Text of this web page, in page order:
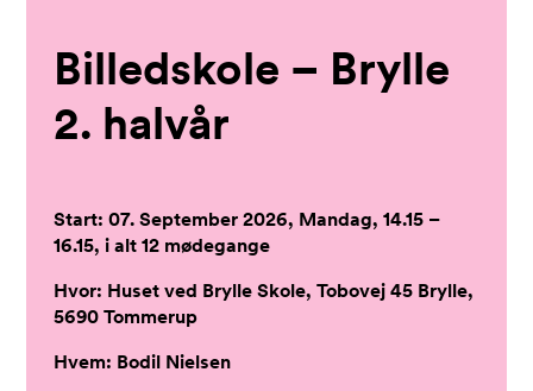
Billedskole – Brylle
2. halvår
Start: 07. September 2026, Mandag, 14.15 –
16.15, i alt 12 mødegange
Hvor: Huset ved Brylle Skole, Tobovej 45 Brylle,
5690 Tommerup
Hvem: Bodil Nielsen